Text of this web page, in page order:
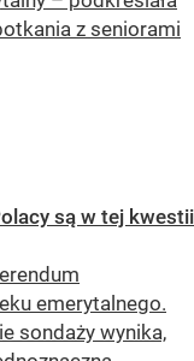
z seniorami
są w tej kwestii
emerytalnego.
sondaży wynika,